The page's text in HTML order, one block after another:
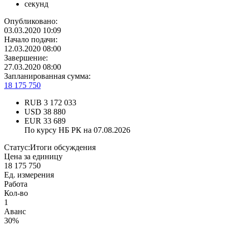
секунд
Опубликовано:
03.03.2020 10:09
Начало подачи:
12.03.2020 08:00
Завершение:
27.03.2020 08:00
Запланированная сумма:
18 175 750
RUB 3 172 033
USD 38 880
EUR 33 689
По курсу НБ РК на 07.08.2026
Статус:Итоги обсуждения
Цена за единицу
18 175 750
Ед. измерения
Работа
Кол-во
1
Аванс
30%